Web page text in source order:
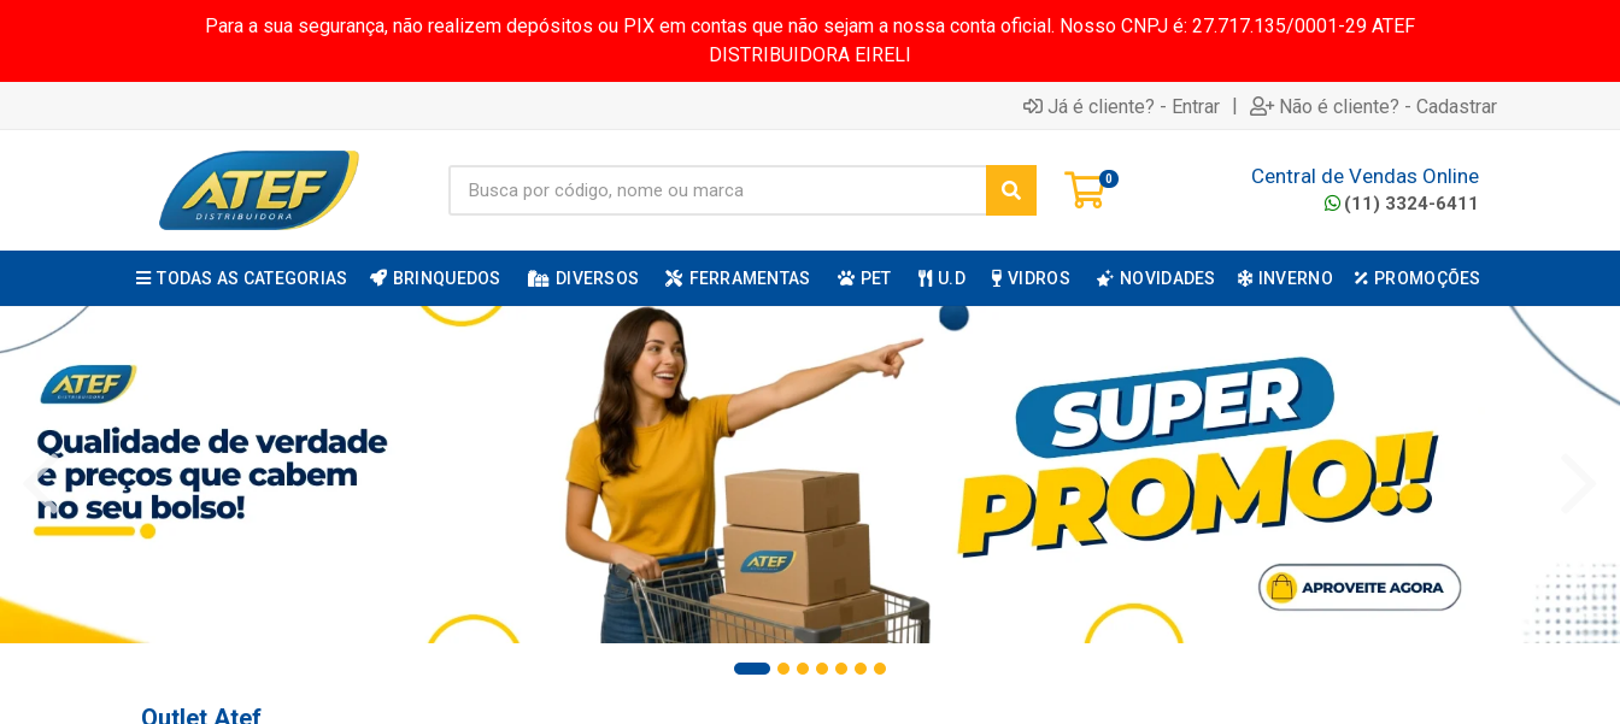
Para a sua segurança, não realizem depósitos ou PIX em contas que não sejam a nossa conta oficial. Nosso CNPJ é: 27.717.135/0001-29 ATEF
DISTRIBUIDORA EIRELI
Já é cliente? - Entrar | Não é cliente? - Cadastrar
0 Central de Vendas Online
(11) 3324-6411
TODAS AS CATEGORIAS BRINQUEDOS DIVERSOS FERRAMENTAS PET U.D VIDROS NOVIDADES INVERNO PROMOÇÕES
Outlet Atef